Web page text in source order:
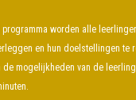
programma worden alle
en hun doelstellingen te
de mogelijkheden van de